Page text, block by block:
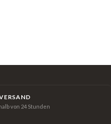
von 24 Stunden